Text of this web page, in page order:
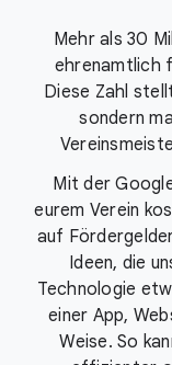
Mehr als 30
ehrenamtlich
Diese Zahl
sondern
Mit der
eurem Verein
auf
Ideen, die
Technologie
einer App,
Weise. So